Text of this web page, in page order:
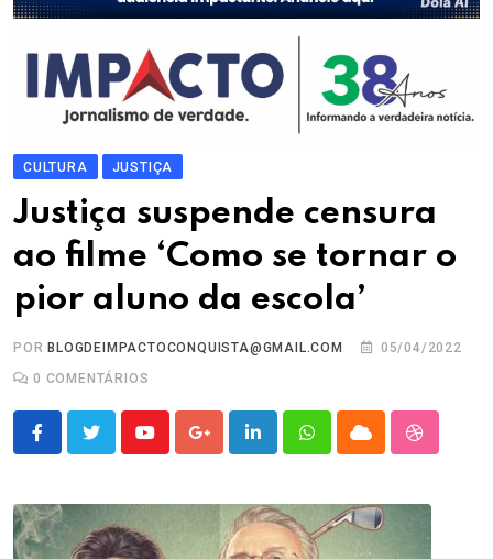
CULTURA JUSTIÇA
Justiça suspende censura
ao filme ‘Como se tornar o
pior aluno da escola’
POR BLOGDEIMPACTOCONQUISTA@GMAIL.COM
05/04/2022
0 COMENTÁRIOS
YoutubeGoogle+LinkedInWhatsappCloud